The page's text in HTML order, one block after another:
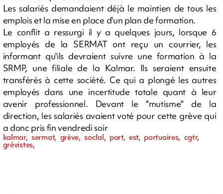
Les salariés demandaient déjà le maintien de tous les
emplois et la mise en place d'un plan de formation.
Le conflit a ressurgi il y a quelques jours, lorsque 6
employés de la SERMAT ont reçu un courrier, les
informant qu'ils devraient suivre une formation à la
SRMP, une filiale de la Kalmar. Ils seraient ensuite
transférés à cette société. Ce qui a plongé les autres
employés dans une incertitude totale quant à leur
avenir professionnel. Devant le "mutisme" de la
direction, les salariés avaient voté pour cette grève qui
a donc pris fin vendredi soir
kalmar, sermat, grève, soclal, port, est, portuaires, cgtr,
grévistes,